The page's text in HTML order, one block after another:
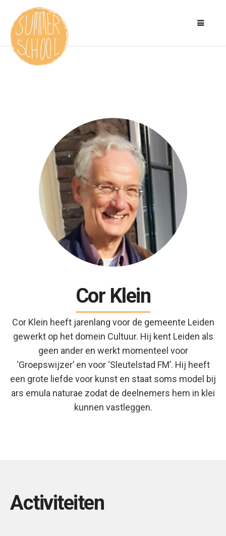
Cor Klein
Cor Klein heeft jarenlang voor de gemeente Leiden
gewerkt op het domein Cultuur. Hij kent Leiden als
geen ander en werkt momenteel voor
‘Groepswijzer’ en voor ‘Sleutelstad FM’. Hij heeft
een grote liefde voor kunst en staat soms model bij
ars emula naturae zodat de deelnemers hem in klei
kunnen vastleggen.
Activiteiten